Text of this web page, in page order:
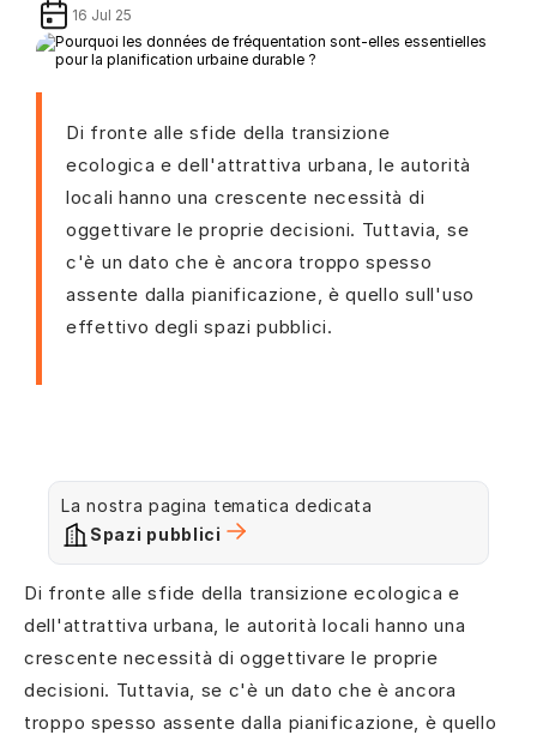
16 Jul 25
Di fronte alle sfide della transizione
ecologica e dell'attrattiva urbana, le autorità
locali hanno una crescente necessità di
oggettivare le proprie decisioni. Tuttavia, se
c'è un dato che è ancora troppo spesso
assente dalla pianificazione, è quello sull'uso
effettivo degli spazi pubblici.
La nostra pagina tematica dedicata
Spazi pubblici
Di fronte alle sfide della transizione ecologica e
dell'attrattiva urbana, le autorità locali hanno una
crescente necessità di oggettivare le proprie
decisioni. Tuttavia, se c'è un dato che è ancora
troppo spesso assente dalla pianificazione, è quello